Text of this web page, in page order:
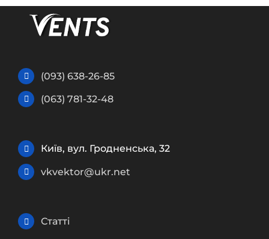
(093) 638-26-85
(063) 781-32-48
Київ, вул. Гродненська, 32
vkvektor@ukr.net
Статті